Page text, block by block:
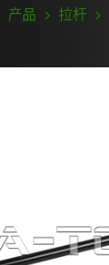
产品 拉杆